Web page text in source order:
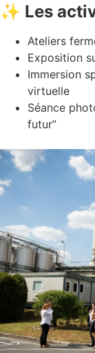
✨ Les
Ateliers
Exposition
Immersion
virtuelle
Séance
futur”